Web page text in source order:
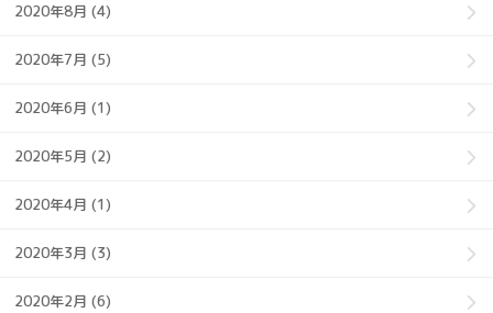
2020年8月 (4)
2020年7月 (5)
2020年6月 (1)
2020年5月 (2)
2020年4月 (1)
2020年3月 (3)
2020年2月 (6)